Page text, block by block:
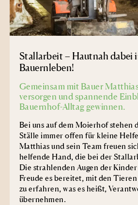
Stallarbeit – Hautnah dabei
Bauernleben!
Gemeinsam mit Bauer
versorgen und spannende
Bauernhof-Alltag gewinnen.
Bei uns auf dem Moierhof stehen
Ställe immer offen für kleine
Matthias und sein Team freuen
helfende Hand, die bei der
Die strahlenden Augen der
Freude es bereitet, mit den
zu erfahren, was es heißt,
übernehmen.